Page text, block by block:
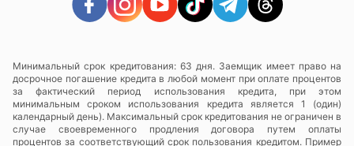
Минимальный срок кредитования: 63 дня. Заемщик имеет право на
досрочное погашение кредита в любой момент при оплате процентов
за фактический период использования кредита, при этом
минимальным сроком использования кредита является 1 (один)
календарный день). Максимальный срок кредитования не ограничен в
случае своевременного продления договора путем оплаты
процентов за соответствующий срок пользования кредитом. Пример